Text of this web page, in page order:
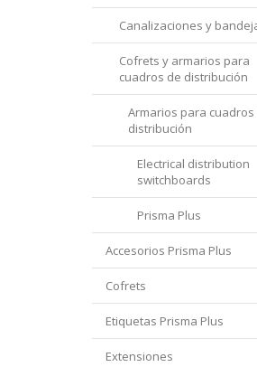
Canalizaciones y
Cofrets y armarios para
cuadros de distribución
Armarios para cuadros
distribución
Electrical distribution
switchboards
Prisma Plus
Accesorios Prisma Plus
Cofrets
Etiquetas Prisma Plus
Extensiones